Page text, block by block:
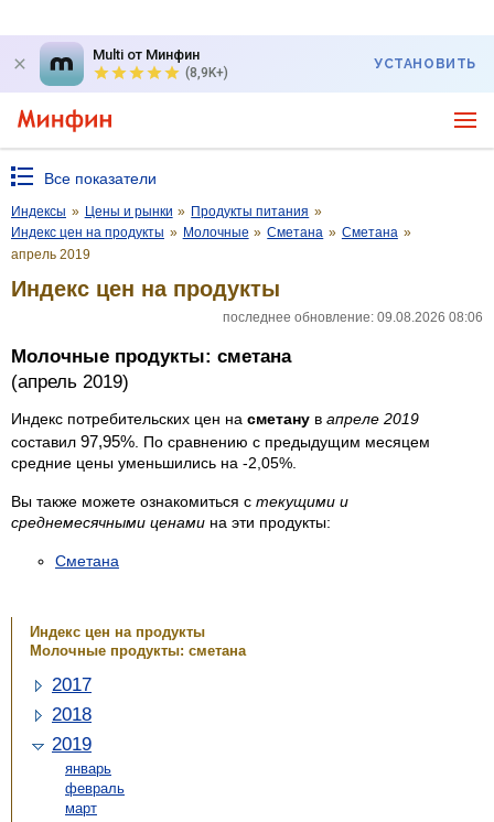
Multi от Минфин
(8,9K+)
УСТАНОВИТЬ
Все показатели
Индексы » Цены и рынки » Продукты питания »
Индекс цен на продукты » Молочные » Сметана » Сметана »
апрель 2019
Индекс цен на продукты
последнее обновление: 09.08.2026 08:06
Молочные продукты: сметана
(апрель 2019)
Индекс потребительских цен на сметану в апреле 2019
составил 97,95% . По сравнению с предыдущим месяцем
средние цены уменьшились на -2,05%.
Вы также можете ознакомиться с текущими и
среднемесячными ценами на эти продукты:
Сметана
Индекс цен на продукты
Молочные продукты: сметана
2017
2018
2019
январь
февраль
март